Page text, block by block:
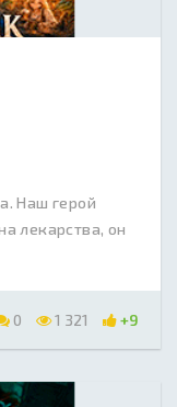
Наш герой
лекарства, он
0 1 321 +9